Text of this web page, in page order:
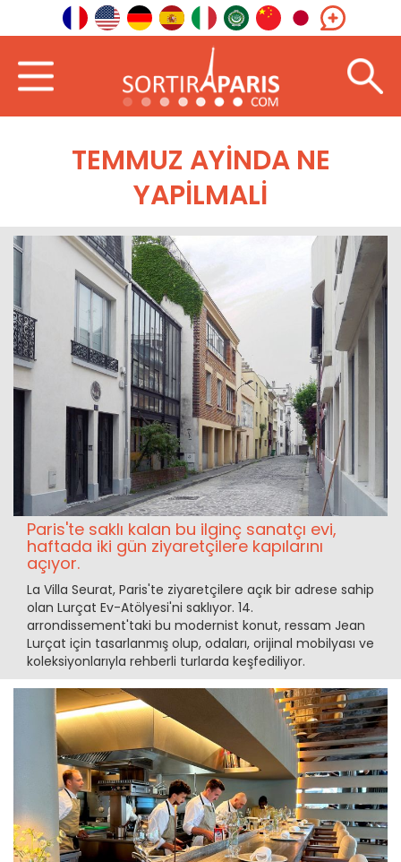
TEMMUZ AYINDA NE
YAPILMALI
Paris'te saklı kalan bu ilginç sanatçı evi,
haftada iki gün ziyaretçilere kapılarını
açıyor.
La Villa Seurat, Paris'te ziyaretçilere açık bir adrese sahip
olan Lurçat Ev-Atölyesi'ni saklıyor. 14.
arrondissement'taki bu modernist konut, ressam Jean
Lurçat için tasarlanmış olup, odaları, orijinal mobilyası ve
koleksiyonlarıyla rehberli turlarda keşfediliyor.